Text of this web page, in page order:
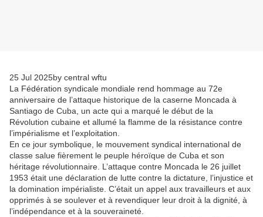
25 Jul 2025by central wftu
La Fédération syndicale mondiale rend hommage au 72e
anniversaire de l’attaque historique de la caserne Moncada à
Santiago de Cuba, un acte qui a marqué le début de la
Révolution cubaine et allumé la flamme de la résistance contre
l’impérialisme et l’exploitation.
En ce jour symbolique, le mouvement syndical international de
classe salue fièrement le peuple héroïque de Cuba et son
héritage révolutionnaire. L’attaque contre Moncada le 26 juillet
1953 était une déclaration de lutte contre la dictature, l’injustice et
la domination impérialiste. C’était un appel aux travailleurs et aux
opprimés à se soulever et à revendiquer leur droit à la dignité, à
l’indépendance et à la souveraineté.